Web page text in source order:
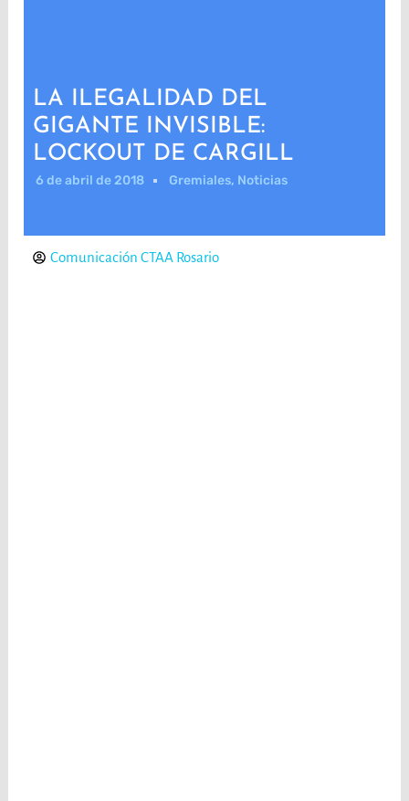
LA ILEGALIDAD DEL
GIGANTE INVISIBLE:
LOCKOUT DE CARGILL
6 de abril de 2018 Gremiales, Noticias
Comunicación CTAA Rosario